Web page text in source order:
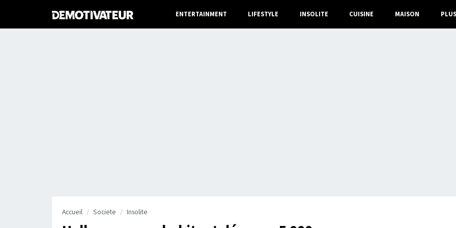
ENTERTAINMENT LIFESTYLE INSOLITE CUISINE MAISON PLUS
Accueil Societe Insolite